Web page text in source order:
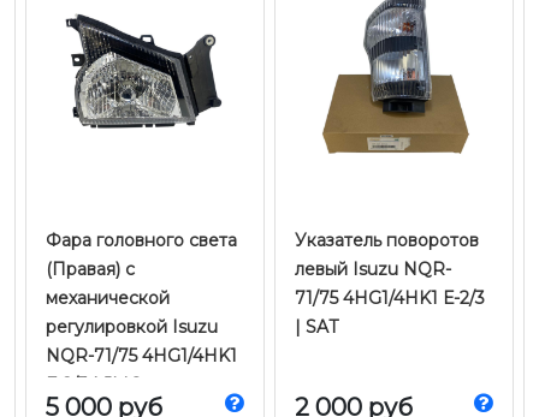
Фара головного света
(Правая) с
механической
регулировкой Isuzu
NQR-71/75 4HG1/4HK1
Е-2/3 | JMC
5 000 руб
Указатель поворотов
левый Isuzu NQR-
71/75 4HG1/4HK1 Е-2/3
| SAT
2 000 руб